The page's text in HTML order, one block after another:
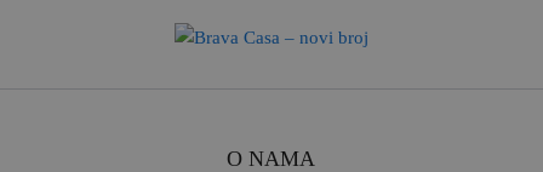
O NAMA